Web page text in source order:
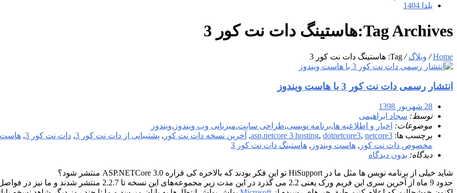
یلدا 1404
Tag Archives:هاستینگ دات نت کور 3
Home
/ وبلاگ / Tag: هاستینگ دات نت کور 3
انتشار رسمی دات نت کور 3 با هاست ویندوز
28 شهریور 1398
توسط: سجاد ابراهیمی
موضوعات: اخبار و اطلاعیه ها,برنامه نویسی,طراحی سایت,میزبانی وب ویندوز ,ویندوز
برچسب ها:
asp.netcore 3 hosting, dotnetcore3, netcore3
, آخرین نسخه دات نت کور , پشتیبانی از دات نت کور 3 , دات نت کور 3 , هاست Asp.netcore 3
مخصوص دات نت کور , هاست ویندوز , هاستینگ دات نت کور 3
دیدگاه: بدون دیدگاه
شاید خیلی از برنامه نویس ها مثل ما در HiSupport تو این فکر بودند که بالاخره کی قراره ASP.NETCore 3.0 منتشر شود؟
حدود 9 ماه از آخرین سری این فریم ورک یعنی 2.2 می گذرد در این مدت زیر مجموعه‌های این نسخه تا 2.2.7 منتشر شدند و ما نیز در فواصل زمانی مختلف در سرورهای HiSupport تقدیم حضورتان کردیم.